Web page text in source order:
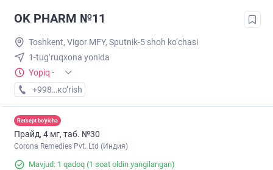
OK PHARM №11
Toshkent, Vigor MFY, Sputnik-5 shoh ko‘chasi
1-tug‘ruqxona yonida
Yopiq ·
+998 (90) XXX-XX-XX
кo’rish
Retsept bo'yicha
Прайд, 4 мг, таб. №30
Corona Remedies Pvt. Ltd (Индия)
Mavjud: 1 qadoq (1 soat oldin yangilangan)